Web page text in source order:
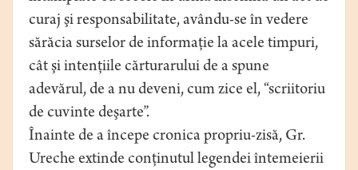
curaj şi responsabilitate, avându-se în vedere
sărăcia surselor de informaţie la acele timpuri,
cât şi intenţiile cărturarului de a spune
adevărul, de a nu deveni, cum zice el, “scriitoriu
de cuvinte deşarte”.
Înainte de a începe cronica propriu-zisă, Gr.
Ureche extinde conţinutul legendei întemeierii